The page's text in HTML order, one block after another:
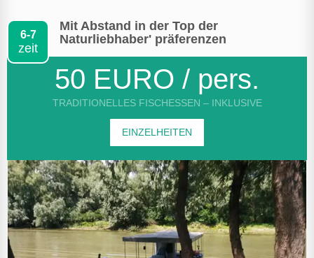
6-7
zeit
Mit Abstand in der Top der
Naturliebhaber' präferenzen
50 EURO / pers.
TRADITIONELLES FISCHESSEN – INKLUSIVE
EINZELHEITEN